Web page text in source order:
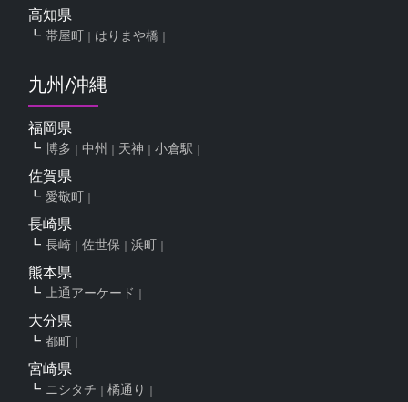
高知県
帯屋町 はりまや橋
九州/沖縄
福岡県
博多 中州 天神 小倉駅
佐賀県
愛敬町
長崎県
長崎 佐世保 浜町
熊本県
上通アーケード
大分県
都町
宮崎県
ニシタチ 橘通り